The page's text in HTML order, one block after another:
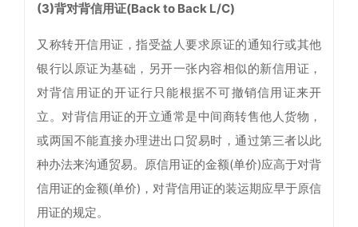
(3)背对背信用证(Back to Back L/C)
又称转开信用证，指受益人要求原证的通知行或其他
银行以原证为基础，另开一张内容相似的新信用证，
对背信用证的开证行只能根据不可撤销信用证来开
立。对背信用证的开立通常是中间商转售他人货物，
或两国不能直接办理进出口贸易时，通过第三者以此
种办法来沟通贸易。原信用证的金额(单价)应高于对背
信用证的金额(单价)，对背信用证的装运期应早于原信
用证的规定。